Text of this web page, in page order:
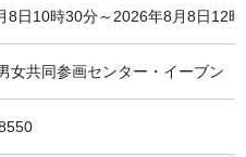
8日10時30分～2026年8月8日12
女共同参画センター・イーブン